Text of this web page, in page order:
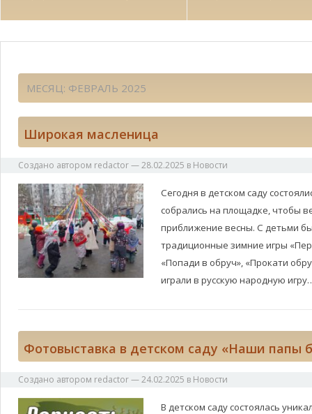
МЕСЯЦ: ФЕВРАЛЬ 2025
Широкая масленица
Создано автором redactor—28.02.2025 в Новости
Сегодня в детском саду
собрались на площадке, чтобы
приближение весны. С детьми
традиционные зимние игры
«Попади в обруч», «Прокати
играли в русскую народную
Фотовыставка в детском саду «Наши папы
Создано автором redactor—24.02.2025 в Новости
В детском саду состоялась